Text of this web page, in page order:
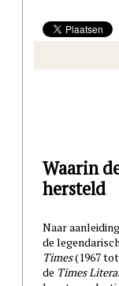
Waarin
hersteld
Naar
de
Times(1967
de Times